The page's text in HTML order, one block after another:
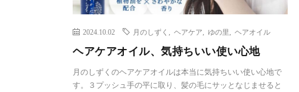
2024.10.02 月のしずく ヘアケア ゆの里 ヘアオイル
ヘアケアオイル、気持ちいい使い心地
月のしずくのヘアケアオイルは本当に気持ちいい使い心地で
す。３プッシュ手の平に取り、髪の毛にサッとなじませると